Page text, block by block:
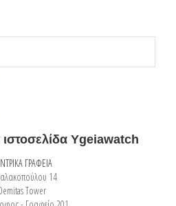
ιστοσελίδα Ygeiawatch
ΓΡΑΦΕΙΑ
14
Tower